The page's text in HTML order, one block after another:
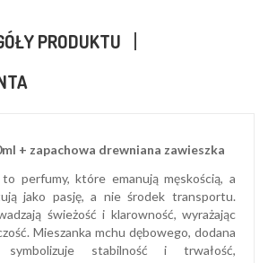
PRODUKTU
+ zapachowa drewniana zawieszka
perfumy, które emanują męskością, a
jako pasję, a nie środek transportu.
świeżość i klarowność, wyrażając
Mieszanka mchu dębowego, dodana
stabilność i trwałość,